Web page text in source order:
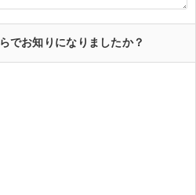
でお知りになりましたか？